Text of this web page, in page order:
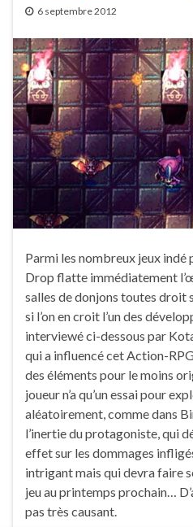
6 septembre 2012
Parmi les nombreux jeux indé
Drop flatte immédiatement
salles de donjons toutes droit
si l’on en croit l’un des
interviewé ci-dessous par
qui a influencé cet Action-
des éléments pour le moins
joueur n’a qu’un essai pour
aléatoirement, comme dans
l’inertie du protagoniste, qui
effet sur les dommages
intrigant mais qui devra faire
jeu au printemps prochain…
pas très causant.